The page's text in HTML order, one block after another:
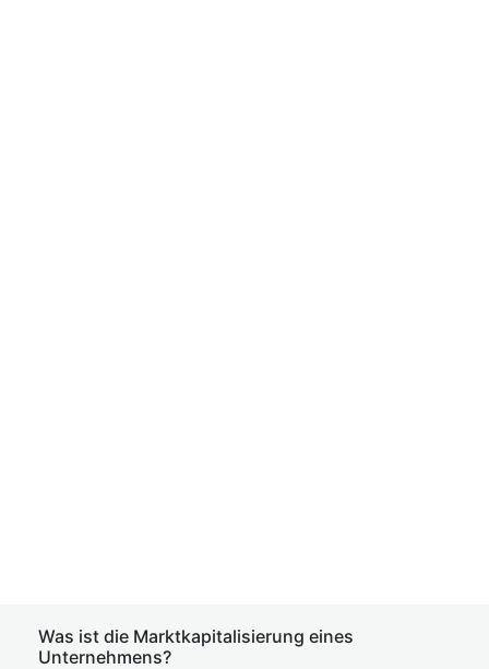
Was ist die Marktkapitalisierung eines
Unternehmens?